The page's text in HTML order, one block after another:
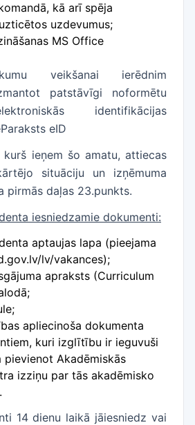
kā arī spēja
uzdevumus;
MS Office
veikšanai ierēdnim
patstāvīgi noformētu
identifikācijas
eID
ieņem šo amatu, attiecas
situāciju un izņēmuma
pirmās daļas 23.punkts.
iesniedzamie dokumenti:
aptaujas lapa (pieejama
lv/vakances);
apraksts (Curriculum
apliecinoša dokumenta
kuri izglītību ir ieguvuši
pievienot Akadēmiskās
izziņu par tās akadēmisko
14 dienu laikā jāiesniedz vai